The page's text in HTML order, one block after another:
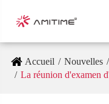
Accueil Nouvelles
La réunion d'examen